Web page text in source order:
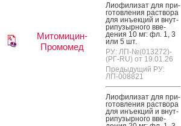
Митомицин-
Промомед
Ли­офи­лизат для при­
готов­ле­ния рас­тво­ра
для инъ­ек­ций и внут­
ри­пузыр­но­го вве­
дения 10 мг: фл. 1, 3
или 5 шт.
РУ: ЛП-№(013272)-
(РГ-RU) от 19.01.26
Предыдущий РУ:
ЛП-008821
Ли­офи­лизат для при­
готов­ле­ния рас­тво­ра
для инъ­ек­ций и внут­
ри­пузыр­но­го вве­